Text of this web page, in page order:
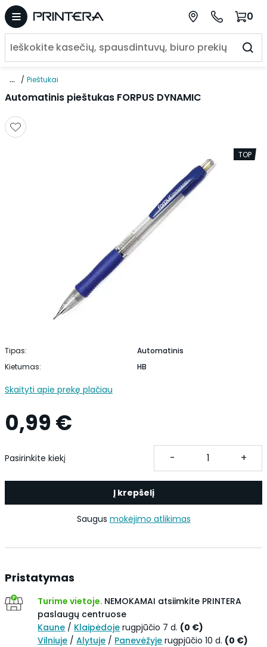
0
... Pieštukai
Automatinis pieštukas FORPUS DYNAMIC
TOP
Tipas:
Automatinis
Kietumas:
HB
Skaityti apie prekę plačiau
0,99 €
Pasirinkite kiekį - +
Į krepšelį
Saugus mokėjimo atlikimas
Pristatymas
Turime vietoje. NEMOKAMAI atsiimkite PRINTERA
paslaugų centruose
Kaune / Klaipėdoje rugpjūčio 7 d. (0 €)
Vilniuje / Alytuje / Panevėžyje rugpjūčio 10 d. (0 €)